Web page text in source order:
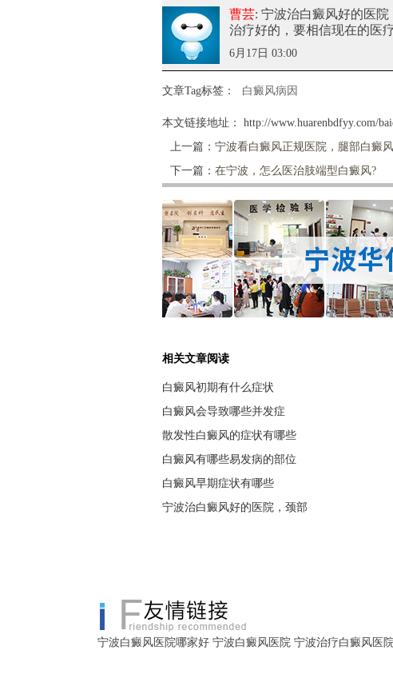
曹芸: 宁波治白癜风好的医
治疗好的，要相信现在的医
6月17日 03:00
文章Tag标签： 白癜风病因
本文链接地址：
http://www.huarenbdfyy.com/
上一篇： 宁波看白癜风正规医院，腿部白癜
下一篇： 在宁波，怎么医治肢端型白癜风?
相关文章阅读
白癜风初期有什么症状
白癜风会导致哪些并发症
散发性白癜风的症状有哪些
白癜风有哪些易发病的部位
白癜风早期症状有哪些
宁波治白癜风好的医院，颈部
宁波白癜风医院哪家好 宁波白癜风医院 宁波治疗白癜风医